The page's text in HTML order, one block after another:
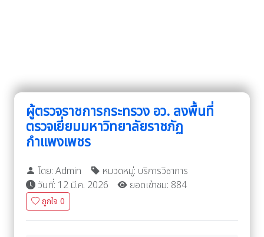
ผู้ตรวจราชการกระทรวง อว. ลงพื้นที่
ตรวจเยี่ยมมหาวิทยาลัยราชภัฏ
กำแพงเพชร
วันที่: 12 มี.ค. 2026
ยอดเข้าชม: 884
ถูกใจ0